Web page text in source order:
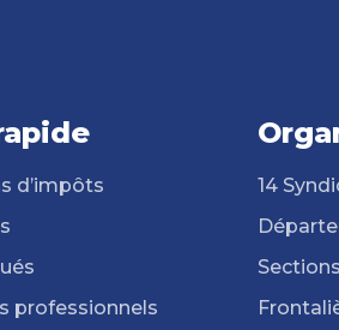
d’impôts
professionnels
14